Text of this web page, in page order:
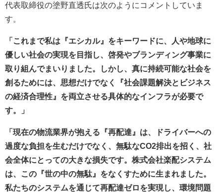
代表取締役の塗野直透氏は次のようにコメントしていま
す。
「これまで私は『エシカル』をキーワードに、人や地球に
優しい社会の実現を目指し、啓発やブランディング事業に
取り組んでまいりました。しかし、真に持続可能な社会を
創るためには、思想だけでなく『社会課題解決とビジネス
の経済合理性』を両立させる具体的なインフラが必要で
す。」
「現在の物流業界が抱える『再配達』は、ドライバーへの
過度な負担を生むだけでなく、無駄なCO2排出を招く、社
会全体にとっての大きな損失です。株式会社楽配システム
は、この『世の中の無駄』をなくすために生まれました。
私たちのシステムを通じて再配達ゼロを実現し、環境問題